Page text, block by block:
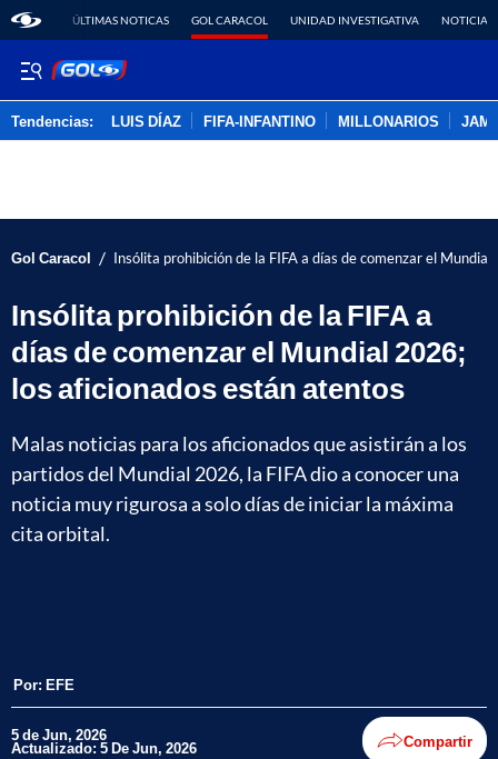
ÚLTIMAS NOTICAS GOL CARACOL UNIDAD INVESTIGATIVA NOTICIAS
Tendencias: LUIS DÍAZ FIFA-INFANTINO MILLONARIOS
Gol Caracol / Insólita prohibición de la FIFA a días de comenzar el
Insólita prohibición de la FIFA a
días de comenzar el Mundial 2026;
los aficionados están atentos
Malas noticias para los aficionados que asistirán a los
partidos del Mundial 2026, la FIFA dio a conocer una
noticia muy rigurosa a solo días de iniciar la máxima
cita orbital.
Por: EFE
5 de Jun, 2026
Actualizado: 5 De Jun, 2026 Compartir